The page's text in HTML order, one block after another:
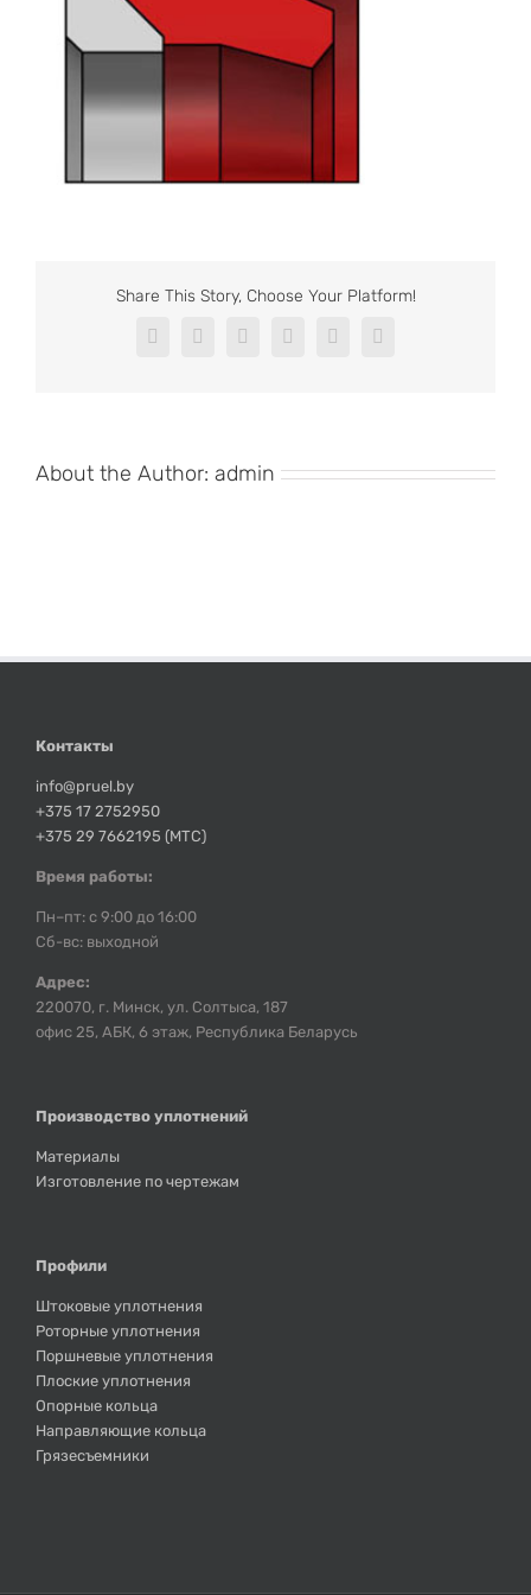
Share This Story, Choose Your Platform!
Facebook
X RedditLinkedInPinterestVk
About the Author: admin
Контакты
info@pruel.by
+375 17 2752950
+375 29 7662195 (МТС)
Время работы:
Пн–пт: с 9:00 до 16:00
Сб-вс: выходной
Адрес:
220070, г. Минск, ул. Солтыса, 187
офис 25, АБК, 6 этаж, Республика Беларусь
Производство уплотнений
Материалы
Изготовление по чертежам
Профили
Штоковые уплотнения
Роторные уплотнения
Поршневые уплотнения
Плоские уплотнения
Опорные кольца
Направляющие кольца
Грязесъемники